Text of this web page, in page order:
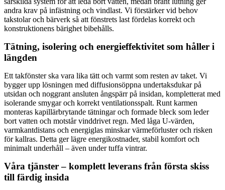
andra krav på infästning och vindlast. Vi förstärker vid behov
takstolar och bärverk så att fönstrets last fördelas korrekt och
konstruktionens bärighet bibehålls.
Tätning, isolering och energieffektivitet som håller i
längden
Ett takfönster ska vara lika tätt och varmt som resten av taket. Vi
bygger upp lösningen med diffusionsöppna undertaksdukar på
utsidan och noggrant ansluten ångspärr på insidan, kompletterat med
isolerande smygar och korrekt ventilationsspalt. Runt karmen
monteras kapillärbrytande tätningar och formade bleck som leder
bort vatten och motstår vinddrivet regn. Med låga U-värden,
varmkantdistans och energiglas minskar värmeförluster och risken
för kallras. Detta ger lägre energikostnader, stabil komfort och
minimalt underhåll – även under tuffa vintrar.
Våra tjänster – komplett leverans från första skiss
till färdig insida